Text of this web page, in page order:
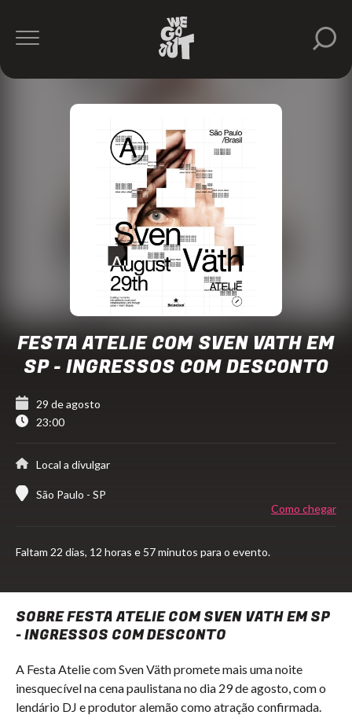
Sven
Atelie
FESTA ATELIE COM SVEN VATH EM
SP - INGRESSOS COM DESCONTO
29 de agosto
23:00
Local a divulgar
São Paulo - SP
Como chegar
Faltam 22 dias, 12 horas e 57 minutos para o evento.
SOBRE FESTA ATELIE COM SVEN VATH EM SP
- INGRESSOS COM DESCONTO
A Festa Atelie com Sven Väth promete mais uma noite
inesquecível na cena paulistana no dia 29 de agosto, com o
lendário DJ e produtor alemão como atração confirmada.